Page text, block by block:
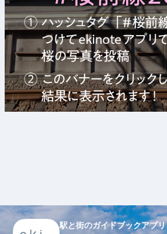
駅と街のガイドブックアプリ